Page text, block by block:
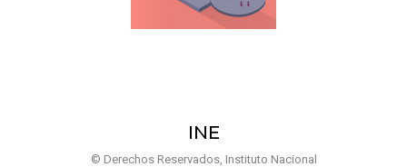
INE
© Derechos Reservados, Instituto Nacional